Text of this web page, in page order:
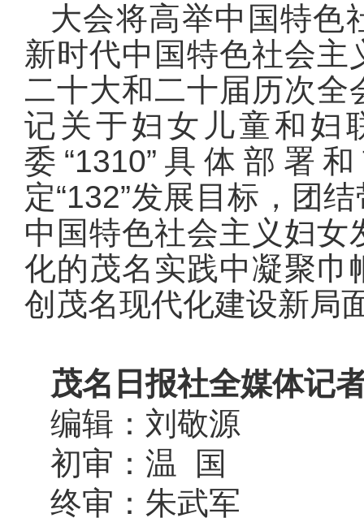
大会将高举中国特色
新时代中国特色社会
二十大和二十届历次
记关于妇女儿童和妇
委“1310”具体部署
定“132”发展目标，团
中国特色社会主义妇
化的茂名实践中凝聚巾
创茂名现代化建设新局
茂名日报社全媒体记
编辑：刘敬源
初审：温 国
终审：朱武军